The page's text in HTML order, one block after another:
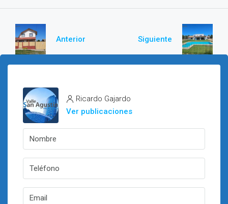
Anterior Siguiente
Ricardo Gajardo
Ver publicaciones